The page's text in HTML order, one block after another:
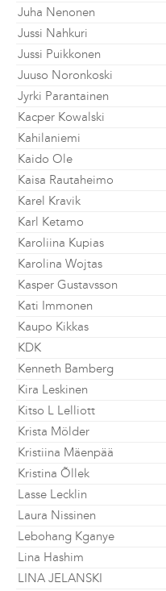
Juha Nenonen
Jussi Nahkuri
Jussi Puikkonen
Juuso Noronkoski
Jyrki Parantainen
Kacper Kowalski
Kahilaniemi
Kaido Ole
Kaisa Rautaheimo
Karel Kravik
Karl Ketamo
Karoliina Kupias
Karolina Wojtas
Kasper Gustavsson
Kati Immonen
Kaupo Kikkas
KDK
Kenneth Bamberg
Kira Leskinen
Kitso L Lelliott
Krista Mölder
Kristiina Mäenpää
Kristina Õllek
Lasse Lecklin
Laura Nissinen
Lebohang Kganye
Lina Hashim
LINA JELANSKI